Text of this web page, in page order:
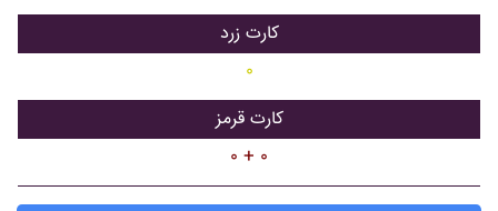
کارت زرد
۰
کارت قرمز
۰ + ۰